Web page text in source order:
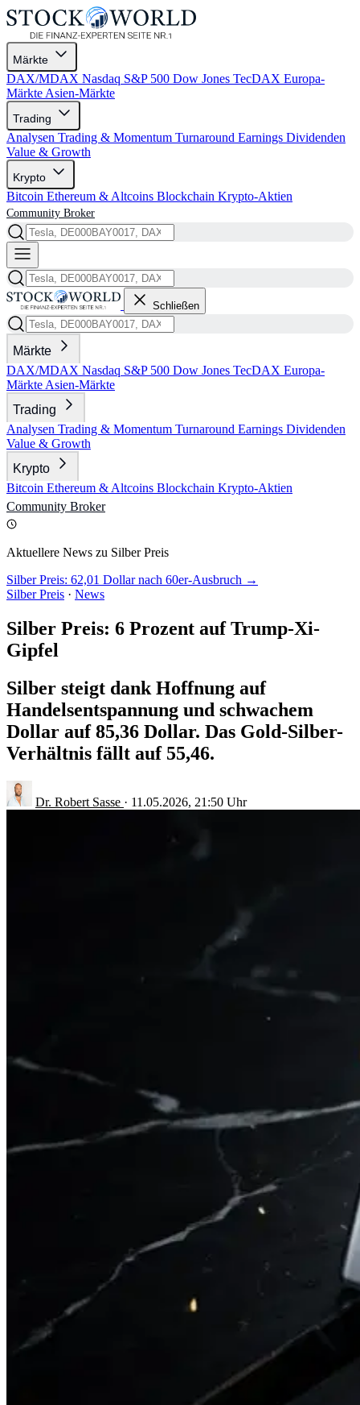
Märkte
DAX/MDAX Nasdaq S&P 500 Dow Jones TecDAX Europa-
Märkte Asien-Märkte
Trading
Analysen Trading & Momentum Turnaround Earnings Dividenden
Value & Growth
Krypto
Bitcoin Ethereum & Altcoins Blockchain Krypto-Aktien
Community Broker
Schließen
Märkte
DAX/MDAX Nasdaq S&P 500 Dow Jones TecDAX Europa-
Märkte Asien-Märkte
Trading
Analysen Trading & Momentum Turnaround Earnings Dividenden
Value & Growth
Krypto
Bitcoin Ethereum & Altcoins Blockchain Krypto-Aktien
Community Broker
Aktuellere News zu Silber Preis
Silber Preis: 62,01 Dollar nach 60er-Ausbruch →
Silber Preis · News
Silber Preis: 6 Prozent auf Trump-Xi-
Gipfel
Silber steigt dank Hoffnung auf
Handelsentspannung und schwachem
Dollar auf 85,36 Dollar. Das Gold-Silber-
Verhältnis fällt auf 55,46.
Dr. Robert Sasse · 11.05.2026, 21:50 Uhr